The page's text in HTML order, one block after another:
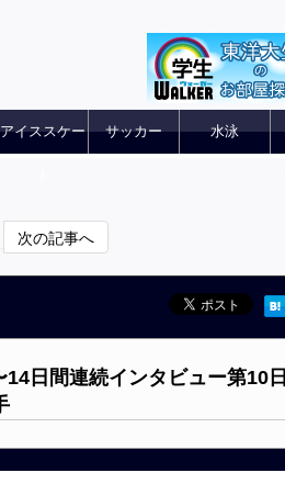
アイススケー サッカー 水泳
次の記事へ
日間連続インタビュー第10日